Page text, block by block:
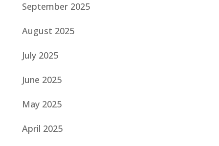
September 2025
August 2025
July 2025
June 2025
May 2025
April 2025